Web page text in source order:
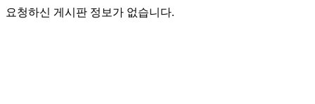
요청하신 게시판 정보가 없습니다.